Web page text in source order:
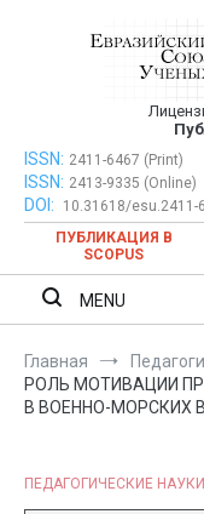
Евразийский Союз
ISSN: 2411-6467 (Print)
ISSN: 2413-9335 (Online)
DOI:
10.31618/esu.2411-
ПУБЛИКАЦИЯ В
SCOPUS
MENU
Главная
РОЛЬ МОТИВАЦИИ
В ВОЕННО-МОРСКИХ
ПЕДАГОГИЧЕСКИЕ НАУКИ